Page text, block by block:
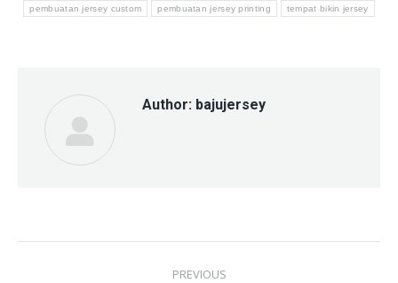
pembuatan jersey custom pembuatan jersey printing tempat bikin jersey
Author: bajujersey
PREVIOUS